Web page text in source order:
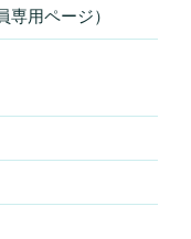
専用ページ）